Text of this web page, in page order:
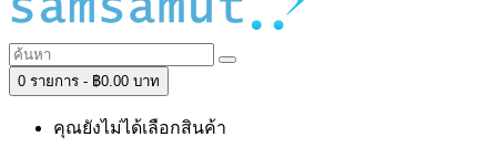
0 รายการ - ฿0.00 บาท
คุณยังไม่ได้เลือกสินค้า